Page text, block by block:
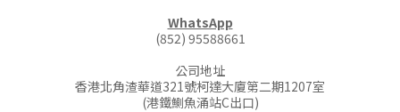
WhatsApp
(852) 95588661
公司地址
香港北角渣華道321號柯達大廈第二期1207室
(港鐵鰂魚涌站C出口)